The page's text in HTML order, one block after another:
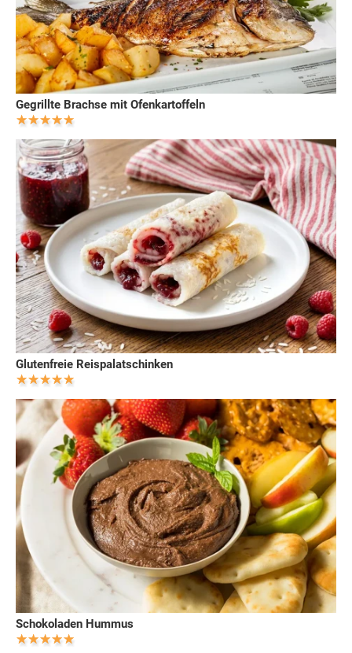
Gegrillte Brachse mit Ofenkartoffeln
Glutenfreie Reispalatschinken
Schokoladen Hummus